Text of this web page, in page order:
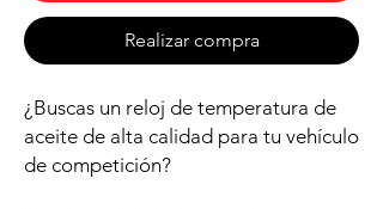
Realizar compra
¿Buscas un reloj de temperatura de
aceite de alta calidad para tu vehículo
de competición?